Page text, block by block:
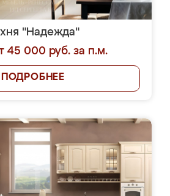
"Надежда"
45 000 руб. за п.м.
ПОДРОБНЕЕ